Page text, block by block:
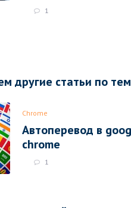
1
другие статьи по
Chrome
Автоперевод в
chrome
1